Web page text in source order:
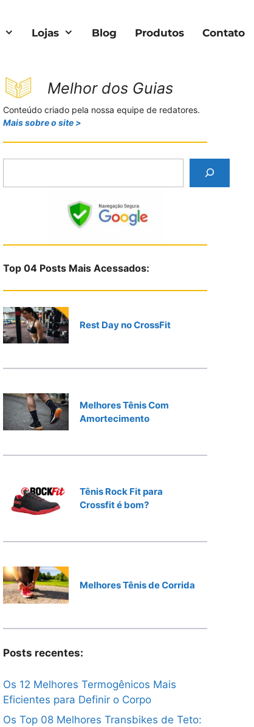
Lojas Blog Produtos Contato
Melhor dos Guias
Conteúdo criado pela nossa equipe de redatores.
Mais sobre o site >
a
Top 04 Posts Mais Acessados:
Rest Day no CrossFit
Melhores Tênis Com
Amortecimento
Tênis Rock Fit para
Crossfit é bom?
Melhores Tênis de Corrida
Posts recentes:
Os 12 Melhores Termogênicos Mais
Eficientes para Definir o Corpo
Os Top 08 Melhores Transbikes de Teto: